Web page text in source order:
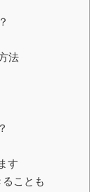
法
す
ことも